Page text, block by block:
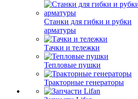
Станки для гибки и рубки
арматуры
Тачки и тележки
Тепловые пушки
Тракторные генераторы